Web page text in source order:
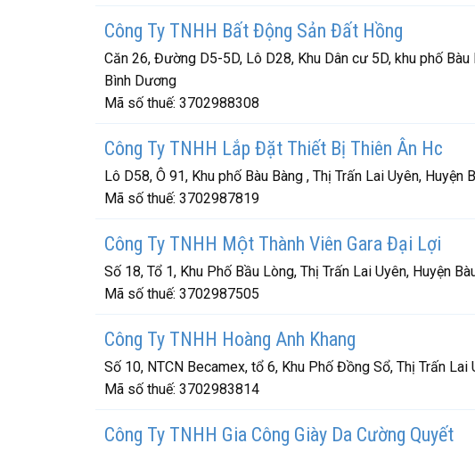
Công Ty TNHH Bất Động Sản Đất Hồng
Căn 26, Đường D5-5D, Lô D28, Khu Dân cư 5D, khu phố Bàu
Bình Dương
Mã số thuế: 3702988308
Công Ty TNHH Lắp Đặt Thiết Bị Thiên Ân Hc
Lô D58, Ô 91, Khu phố Bàu Bàng , Thị Trấn Lai Uyên, Huyện
Mã số thuế: 3702987819
Công Ty TNHH Một Thành Viên Gara Đại Lợi
Số 18, Tổ 1, Khu Phố Bầu Lòng, Thị Trấn Lai Uyên, Huyện
Mã số thuế: 3702987505
Công Ty TNHH Hoàng Anh Khang
Số 10, NTCN Becamex, tổ 6, Khu Phố Đồng Sổ, Thị Trấn Lai
Mã số thuế: 3702983814
Công Ty TNHH Gia Công Giày Da Cường Quyết